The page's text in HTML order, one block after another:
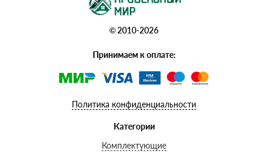
© 2010-2026
Принимаем к оплате:
Политика конфиденциальности
Категории
Комплектующие